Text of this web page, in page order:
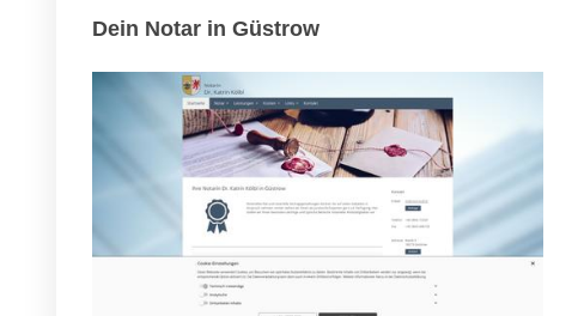
Dein Notar in Güstrow